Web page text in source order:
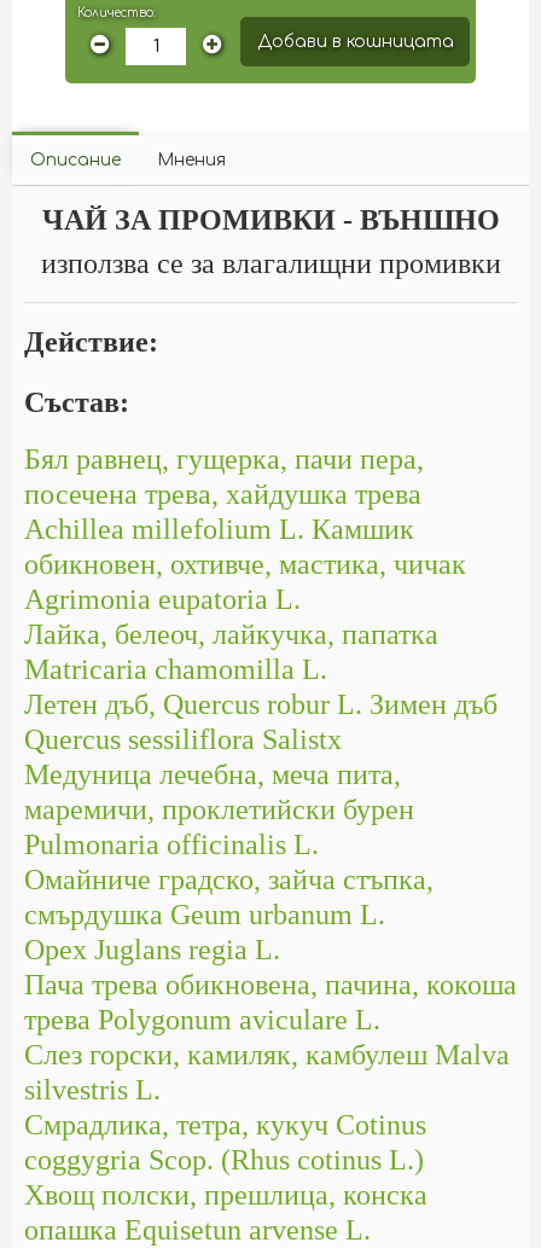
Количество:
Добави в кошницата
Описание Мнения
ЧАЙ ЗА ПРОМИВКИ - ВЪНШНО
използва се за влагалищни промивки
Действие:
Състав:
Бял равнец, гущерка, пачи пера,
посечена трева, хайдушка трева
Achillea millefolium L. Камшик
обикновен, охтивче, мастика, чичак
Agrimonia eupatoria L.
Лайка, белеоч, лайкучка, папатка
Matricaria chamomilla L.
Летен дъб, Quercus robur L. Зимен дъб
Quercus sessiliflora Salistx
Медуница лечебна, меча пита,
маремичи, проклетийски бурен
Pulmonaria officinalis L.
Омайниче градско, зайча стъпка,
смърдушка Geum urbanum L.
Орех Juglans regia L.
Пача трева обикновена, пачина, кокоша
трева Polygonum aviculare L.
Слез горски, камиляк, камбулеш Malva
silvestris L.
Смрадлика, тетра, кукуч Cotinus
coggygria Scop. (Rhus cotinus L.)
Хвощ полски, прешлица, конска
опашка Equisetun arvense L.